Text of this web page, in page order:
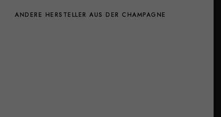
ANDERE HERSTELLER AUS DER CHAMPAGNE